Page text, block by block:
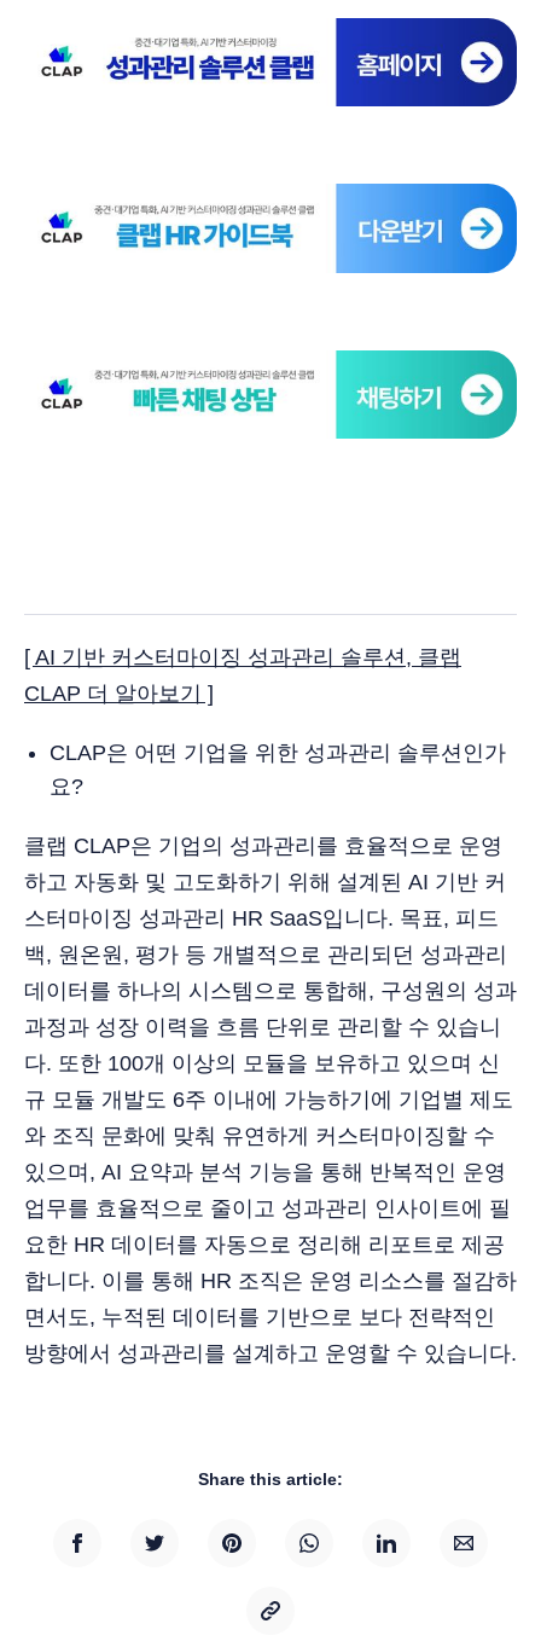
[ AI 기반 커스터마이징 성과관리 솔루션, 클랩
CLAP 더 알아보기 ]
CLAP은 어떤 기업을 위한 성과관리 솔루션인가
요?
클랩 CLAP은 기업의 성과관리를 효율적으로 운영
하고 자동화 및 고도화하기 위해 설계된 AI 기반 커
스터마이징 성과관리 HR SaaS입니다. 목표, 피드
백, 원온원, 평가 등 개별적으로 관리되던 성과관리
데이터를 하나의 시스템으로 통합해, 구성원의 성과
과정과 성장 이력을 흐름 단위로 관리할 수 있습니
다. 또한 100개 이상의 모듈을 보유하고 있으며 신
규 모듈 개발도 6주 이내에 가능하기에 기업별 제도
와 조직 문화에 맞춰 유연하게 커스터마이징할 수
있으며, AI 요약과 분석 기능을 통해 반복적인 운영
업무를 효율적으로 줄이고 성과관리 인사이트에 필
요한 HR 데이터를 자동으로 정리해 리포트로 제공
합니다. 이를 통해 HR 조직은 운영 리소스를 절감하
면서도, 누적된 데이터를 기반으로 보다 전략적인
방향에서 성과관리를 설계하고 운영할 수 있습니다.
Share this article: